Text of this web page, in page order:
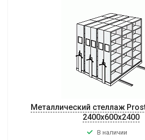
Металлический стеллаж
2400x600x2400
В наличии